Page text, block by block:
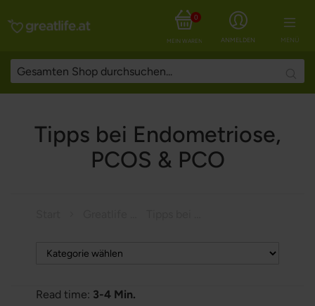
MENÜ
ANMELDEN
MEIN WARENKORB
0
Tipps bei Endometriose,
PCOS & PCO
Read time: 3-4 Min.